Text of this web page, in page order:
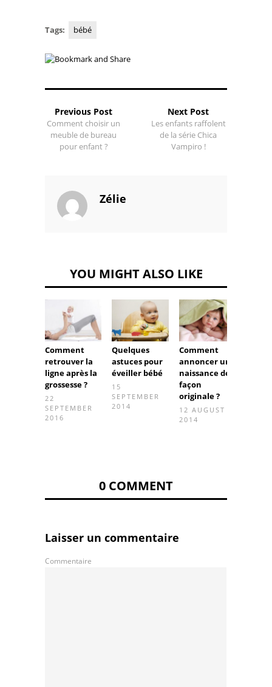
Tags: bébé
Previous Post
Comment choisir un
meuble de bureau
pour enfant ?
Next Post
Les enfants raffolent
de la série Chica
Vampiro !
Zélie
YOU MIGHT ALSO LIKE
Comment
retrouver la
ligne après la
grossesse ?
22
SEPTEMBER
2016
Quelques
astuces pour
éveiller bébé
15
SEPTEMBER
2014
Comment
annoncer une
naissance de
façon
originale ?
12 AUGUST
2014
0 COMMENT
Laisser un commentaire
Commentaire